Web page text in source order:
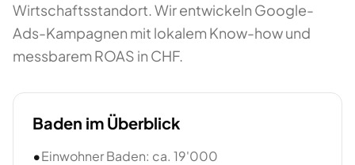
Wirtschaftsstandort. Wir entwickeln Google-
Ads-Kampagnen mit lokalem Know-how und
messbarem ROAS in CHF.
Baden im Überblick
•Einwohner Baden: ca. 19'000